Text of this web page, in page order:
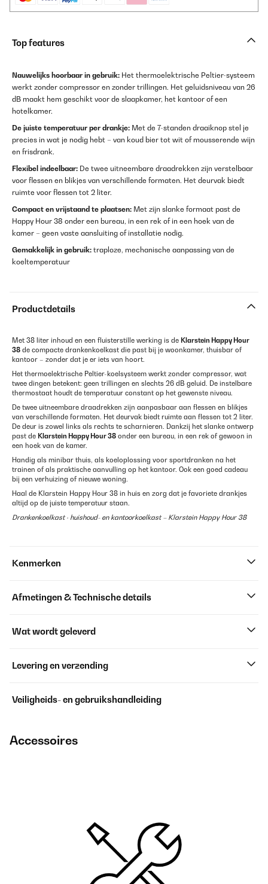
Top features
Nauwelijks hoorbaar in gebruik: Het thermoelektrische Peltier-systeem
werkt zonder compressor en zonder trillingen. Het geluidsniveau van 26
dB maakt hem geschikt voor de slaapkamer, het kantoor of een
hotelkamer.
De juiste temperatuur per drankje: Met de 7-standen draaiknop stel je
precies in wat je nodig hebt – van koud bier tot wit of mousserende wijn
en frisdrank.
Flexibel indeelbaar: De twee uitneembare draadrekken zijn verstelbaar
voor flessen en blikjes van verschillende formaten. Het deurvak biedt
ruimte voor flessen tot 2 liter.
Compact en vrijstaand te plaatsen: Met zijn slanke formaat past de
Happy Hour 38 onder een bureau, in een rek of in een hoek van de
kamer – geen vaste aansluiting of installatie nodig.
Gemakkelijk in gebruik: traploze, mechanische aanpassing van de
koeltemperatuur
Productdetails
Met 38 liter inhoud en een fluisterstille werking is de Klarstein Happy Hour
38 de compacte drankenkoelkast die past bij je woonkamer, thuisbar of
kantoor – zonder dat je er iets van hoort.
Het thermoelektrische Peltier-koelsysteem werkt zonder compressor, wat
twee dingen betekent: geen trillingen en slechts 26 dB geluid. De instelbare
thermostaat houdt de temperatuur constant op het gewenste niveau.
De twee uitneembare draadrekken zijn aanpasbaar aan flessen en blikjes
van verschillende formaten. Het deurvak biedt ruimte aan flessen tot 2 liter.
De deur is zowel links als rechts te scharnieren. Dankzij het slanke ontwerp
past de Klarstein Happy Hour 38 onder een bureau, in een rek of gewoon in
een hoek van de kamer.
Handig als minibar thuis, als koeloplossing voor sportdranken na het
trainen of als praktische aanvulling op het kantoor. Ook een goed cadeau
bij een verhuizing of nieuwe woning.
Haal de Klarstein Happy Hour 38 in huis en zorg dat je favoriete drankjes
altijd op de juiste temperatuur staan.
Drankenkoelkast · huishoud- en kantoorkoelkast – Klarstein Happy Hour 38
Kenmerken
Afmetingen & Technische details
Wat wordt geleverd
Levering en verzending
Veiligheids- en gebruikshandleiding
Accessoires